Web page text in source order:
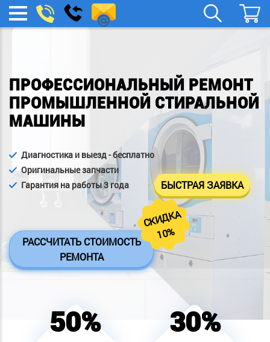
МЕНЮ
boylera@yandex.ru
Заказать
звонок
ПРОФЕССИОНАЛЬНЫЙ РЕМОНТ
ПРОМЫШЛЕННОЙ СТИРАЛЬНОЙ
МАШИНЫ
Диагностика и выезд - бесплатно
Оригинальные запчасти
Гарантия на работы 3 года
БЫСТРАЯ ЗАЯВКА
РАССЧИТАТЬ СТОИМОСТЬ
РЕМОНТА
СКИДКА
10%
50% 30%